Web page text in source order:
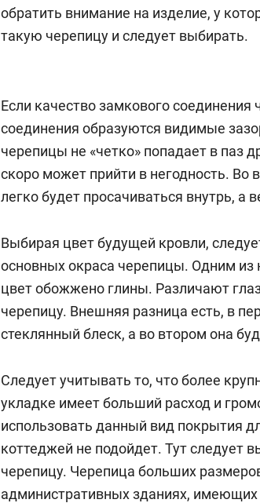
обратить внимание на изделие, у
такую черепицу и следует выбирать.
Если качество замкового
соединения образуются видимые
черепицы не «четко» попадает в паз
скоро может прийти в негодность. Во
легко будет просачиваться внутрь, а
Выбирая цвет будущей кровли,
основных окраса черепицы. Одним из
цвет обожжено глины. Различают
черепицу. Внешняя разница есть, в
стеклянный блеск, а во втором она
Следует учитывать то, что более
укладке имеет больший расход и
использовать данный вид покрытия
коттеджей не подойдет. Тут следует
черепицу. Черепица больших
административных зданиях,
Рекомендуем
свою